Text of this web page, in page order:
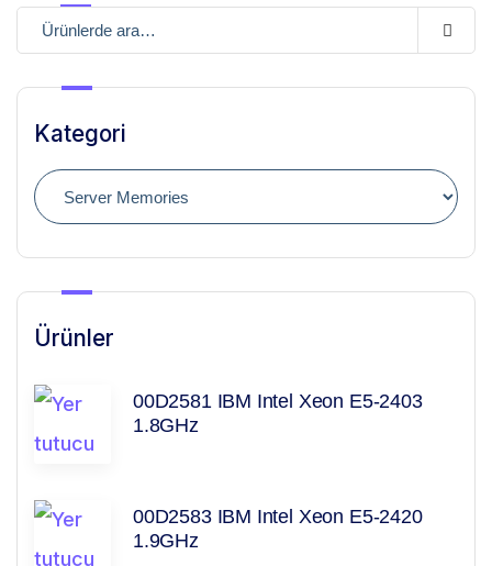
Kategori
Ürünler
00D2581 IBM Intel Xeon E5-2403
1.8GHz
00D2583 IBM Intel Xeon E5-2420
1.9GHz